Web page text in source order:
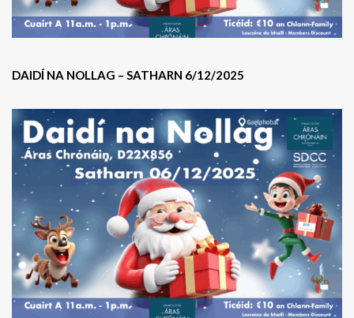
DAIDÍ NA NOLLAG – SATHARN 6/12/2025